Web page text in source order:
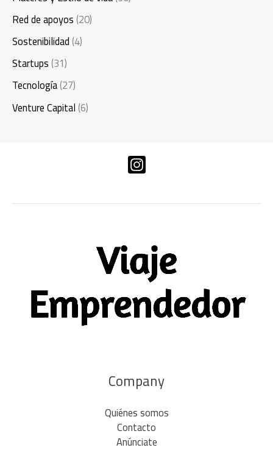
Red de apoyos(20)
Sostenibilidad(4)
Startups(31)
Tecnología(27)
Venture Capital(6)
Company
Quiénes somos
Contacto
Anúnciate